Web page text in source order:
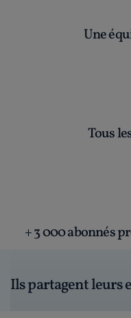
Une
Tous
+ 3 000 abonnés
Ils partagent leurs